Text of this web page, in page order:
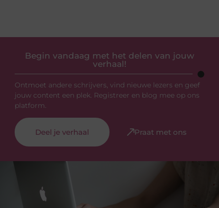
Begin vandaag met het delen van jouw
verhaal!
Ontmoet andere schrijvers, vind nieuwe lezers en geef
jouw content een plek. Registreer en blog mee op ons
platform.
Deel je verhaal Praat met ons